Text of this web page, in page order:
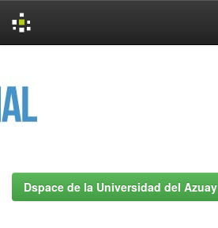
Dspace de la Universidad del Azuay